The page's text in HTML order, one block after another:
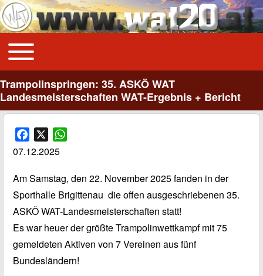
Main navigation
Toggle main menu
Trampolinspringen: 35. ASKÖ WAT
Landesmeisterschaften WAT-Ergebnis + Bericht
F
a
e
b
o
o
k
X
s
A
p
p
07.12.2025
Am Samstag, den 22. November 2025 fanden in der
Sporthalle Brigittenau die offen ausgeschriebenen 35.
ASKÖ WAT-Landesmeisterschaften statt!
Es war heuer der größte Trampolinwettkampf mit 75
gemeldeten Aktiven von 7 Vereinen aus fünf
Bundesländern!